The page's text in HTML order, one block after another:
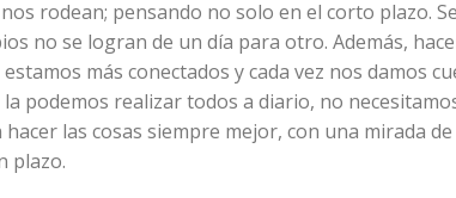
rodean; pensando no solo en el corto plazo.
no se logran de un día para otro. Además,
estamos más conectados y cada vez nos damos
podemos realizar todos a diario, no
las cosas siempre mejor, con una mirada
plazo.